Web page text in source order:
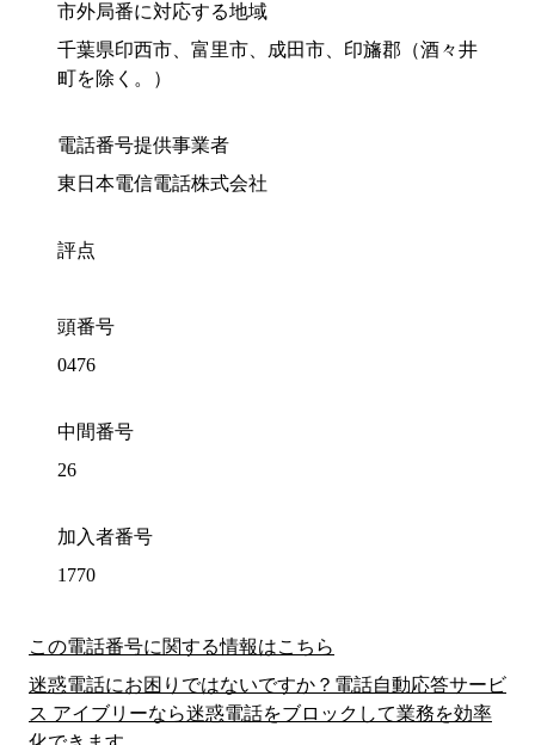
市外局番に対応する地域
千葉県印西市、富里市、成田市、印旛郡（酒々井
町を除く。）
電話番号提供事業者
東日本電信電話株式会社
評点
頭番号
0476
中間番号
26
加入者番号
1770
この電話番号に関する情報はこちら
迷惑電話にお困りではないですか？電話自動応答サービ
ス アイブリーなら迷惑電話をブロックして業務を効率